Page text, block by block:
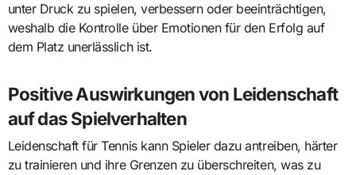
unter Druck zu spielen, verbessern oder beeinträchtigen,
weshalb die Kontrolle über Emotionen für den Erfolg auf
dem Platz unerlässlich ist.
Positive Auswirkungen von Leidenschaft
auf das Spielverhalten
Leidenschaft für Tennis kann Spieler dazu antreiben, härter
zu trainieren und ihre Grenzen zu überschreiten, was zu